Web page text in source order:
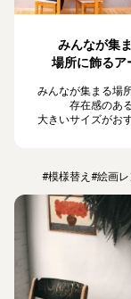
みんなが集
場所に飾るア
みんなが集まる場
存在感のあ
大きいサイズがお
#模様替え #絵画